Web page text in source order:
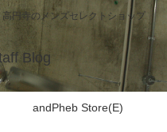
円寺のメンズセレクトショップ
Blog
andPheb Store(E)